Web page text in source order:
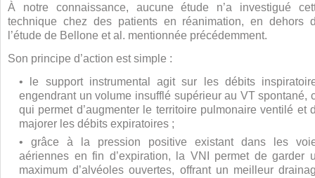
À notre connaissance, aucune étude n’a investigué
technique chez des patients en réanimation, en dehors
l’étude de Bellone et al. mentionnée précédemment.
Son principe d’action est simple :
• le support instrumental agit sur les débits
engendrant un volume insufflé supérieur au VT spontané,
qui permet d’augmenter le territoire pulmonaire ventilé et
majorer les débits expiratoires ;
• grâce à la pression positive existant dans les
aériennes en fin d’expiration, la VNI permet de garder
maximum d’alvéoles ouvertes, offrant un meilleur